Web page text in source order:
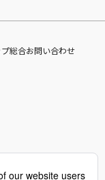
総合お問い合わせ